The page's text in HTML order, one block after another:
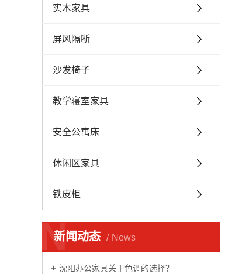
实木家具
屏风隔断
沙发椅子
教学寝室家具
安全公寓床
休闲区家具
铁皮柜
新闻动态 News
N
沈阳办公家具关于色调的选择？